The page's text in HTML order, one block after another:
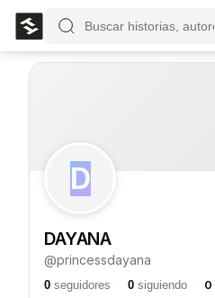
D
DAYANA
@princessdayana
0 seguidores 0 siguiendo 0